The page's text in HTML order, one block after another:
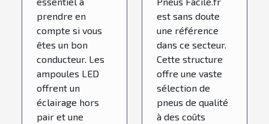
prendre en
compte si vous
êtes un bon
conducteur. Les
ampoules LED
offrent un
éclairage hors
pair et une
est sans doute
une référence
dans ce secteur.
Cette structure
offre une vaste
sélection de
pneus de qualité
à des coûts